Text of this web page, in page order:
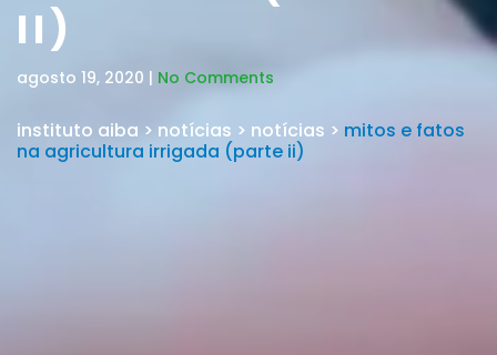
II)
agosto 19, 2020 | No Comments
instituto aiba > notícias > notícias > mitos e fatos
na agricultura irrigada (parte ii)